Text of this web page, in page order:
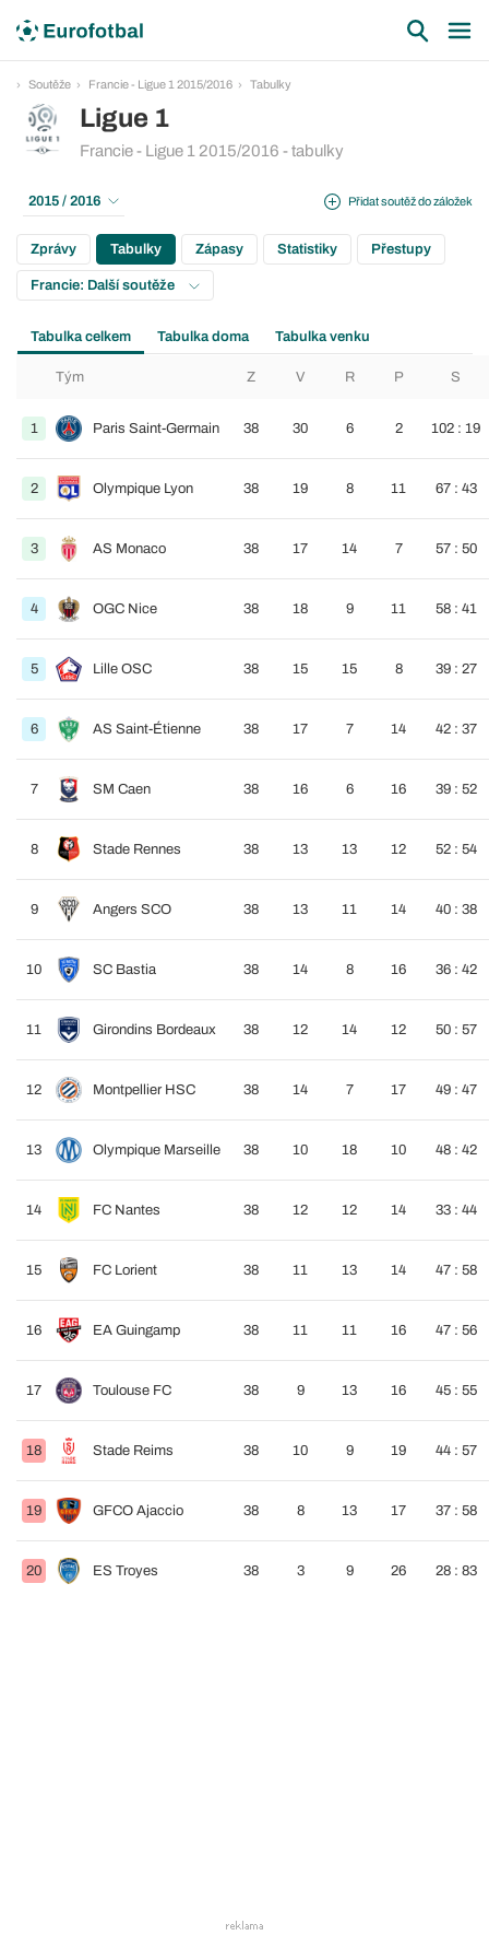
Soutěže Francie - Ligue 1 2015/2016 Tabulky
Ligue 1
Francie - Ligue 1 2015/2016 - tabulky
Přidat soutěž do záložek
2015 / 2016
Zprávy Tabulky Zápasy Statistiky Přestupy
Francie: Další soutěže
Tabulka celkem Tabulka doma Tabulka venku
Tým Z V R P S
1 Paris Saint-Germain 38 30 6 2 102 : 19
2 Olympique Lyon 38 19 8 11 67 : 43
3 AS Monaco 38 17 14 7 57 : 50
4 OGC Nice 38 18 9 11 58 : 41
5 Lille OSC 38 15 15 8 39 : 27
6 AS Saint-Étienne 38 17 7 14 42 : 37
7 SM Caen 38 16 6 16 39 : 52
8 Stade Rennes 38 13 13 12 52 : 54
9 Angers SCO 38 13 11 14 40 : 38
10 SC Bastia 38 14 8 16 36 : 42
11 Girondins Bordeaux 38 12 14 12 50 : 57
12 Montpellier HSC 38 14 7 17 49 : 47
13 Olympique Marseille 38 10 18 10 48 : 42
14 FC Nantes 38 12 12 14 33 : 44
15 FC Lorient 38 11 13 14 47 : 58
16 EA Guingamp 38 11 11 16 47 : 56
17 Toulouse FC 38 9 13 16 45 : 55
18 Stade Reims 38 10 9 19 44 : 57
19 GFCO Ajaccio 38 8 13 17 37 : 58
20 ES Troyes 38 3 9 26 28 : 83